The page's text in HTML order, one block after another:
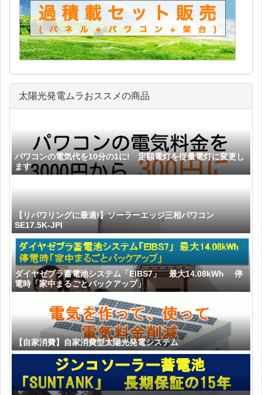
太陽光発電ムラおススメの商品
パワコンの電気代を10分の1に! 定額電灯を従量電灯に変更し
ます
【リパワリングに最適!】ソーラーエッジ三相パワコン
SE17.5K-JPI
ダイヤゼブラ蓄電池システム「EIBS7」 最大14.08kWh 停
電時「家中まるごとバックアップ」
【自家消費】自家消費型太陽光発電システム